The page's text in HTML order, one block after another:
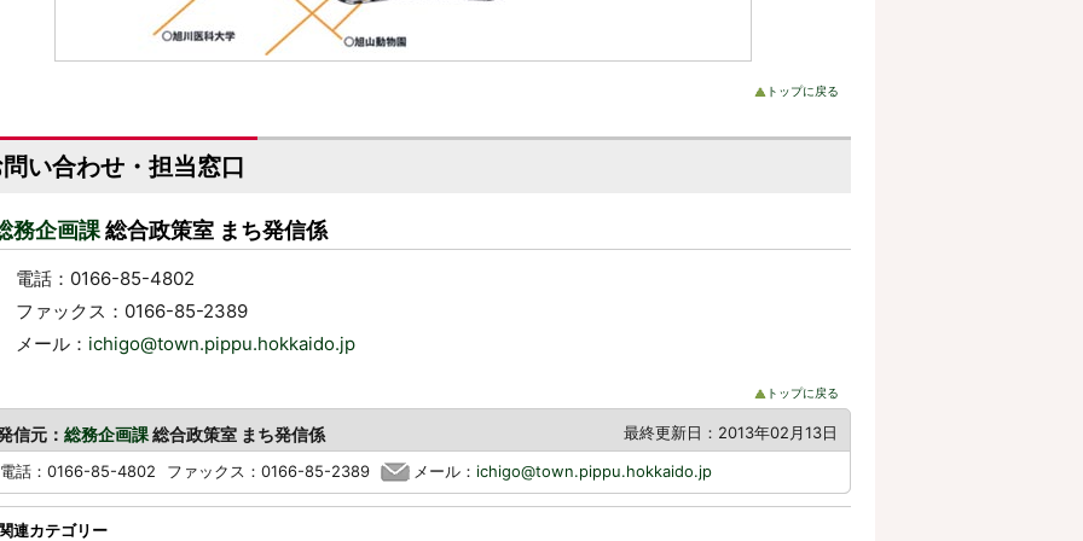
トップに戻る
い合わせ・担当窓口
務企画課総合政策室 まち発信係
電話：0166-85-4802
ファックス：0166-85-2389
メール： ichigo@town.pippu.hokkaido.jp
トップに戻る
最終更新日：2013年02月13日
信元： 総務企画課総合政策室 まち発信係
話：0166-85-4802 ファックス：0166-85-2389 メール： ichigo@town.pippu.hokkaido.jp
連カテゴリー